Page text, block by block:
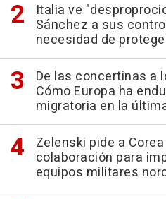
Italia ve
Sánchez a sus
necesidad de
De las concertinas a
Cómo Europa ha
migratoria en la
Zelenski pide a
colaboración para
equipos militares